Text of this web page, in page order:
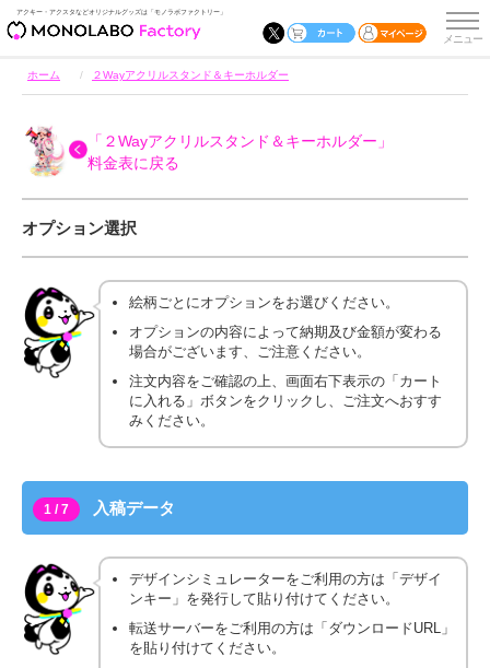
アクキー・アクスタなどオリジナルグッズは「モノラボファクトリー」
ホーム ２Wayアクリルスタンド＆キーホルダー
「２Wayアクリルスタンド＆キーホルダー」
料金表に戻る
オプション選択
絵柄ごとにオプションをお選びください。
オプションの内容によって納期及び金額が変わる
場合がございます、ご注意ください。
注文内容をご確認の上、画面右下表示の「カート
に入れる」ボタンをクリックし、ご注文へおすす
みください。
1 / 7 入稿データ
デザインシミュレーターをご利用の方は「デザイ
ンキー」を発行して貼り付けてください。
転送サーバーをご利用の方は「ダウンロードURL」
を貼り付けてください。